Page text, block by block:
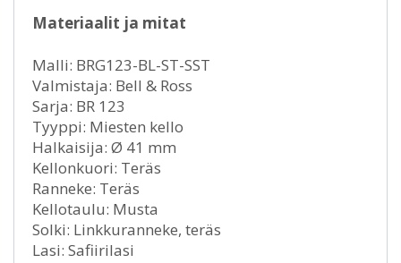
Materiaalit ja mitat
Malli: BRG123-BL-ST-SST
Valmistaja: Bell & Ross
Sarja: BR 123
Tyyppi: Miesten kello
Halkaisija: Ø 41 mm
Kellonkuori: Teräs
Ranneke: Teräs
Kellotaulu: Musta
Solki: Linkkuranneke, teräs
Lasi: Safiirilasi